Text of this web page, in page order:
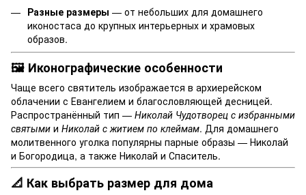
Разные размеры — от небольших для домашнего
иконостаса до крупных интерьерных и храмовых
образов.
🖼️ Иконографические особенности
Чаще всего святитель изображается в архиерейском
облачении с Евангелием и благословляющей десницей.
Распространённый тип — Николай Чудотворец с избранными
святыми и Николай с житием по клеймам. Для домашнего
молитвенного уголка популярны парные образы — Николай
и Богородица, а также Николай и Спаситель.
📐 Как выбрать размер для дома